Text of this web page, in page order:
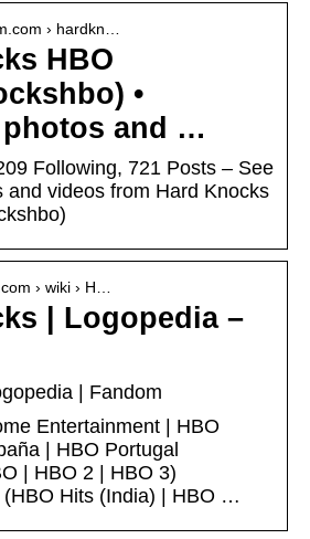
› hardkn…
HBO
•
and …
Following, 721 Posts – See
and videos from Hard Knocks
› wiki › H…
| Logopedia –
| Fandom
Entertainment | HBO
| HBO Portugal
| HBO 2 | HBO 3)
(HBO Hits (India) | HBO …